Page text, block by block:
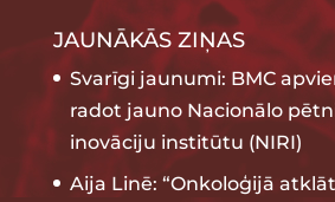
JAUNĀKĀS ZIŅAS
Svarīgi jaunumi: BMC
radot jauno Nacionālo
inovāciju institūtu (NIRI)
Aija Linē: “Onkoloģijā